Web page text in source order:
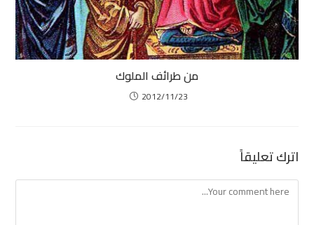
من طرائف الملوك
2012/11/23
اترك تعليقاً
Comment